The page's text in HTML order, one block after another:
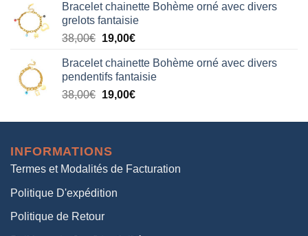
initial
était :
38,00€.
actuel
est :
19,00€.
Bracelet chainette Bohème orné avec divers
grelots fantaisie
38,00€ Le
initial
était :
38,00€.
19,00€Le
actuel
est :
19,00€.
Bracelet chainette Bohème orné avec divers
pendentifs fantaisie
38,00€ Le
initial
38,00€.
19,00€Le
actuel
INFORMATIONS
Termes et Modalités de Facturation
Politique D'expédition
Politique de Retour